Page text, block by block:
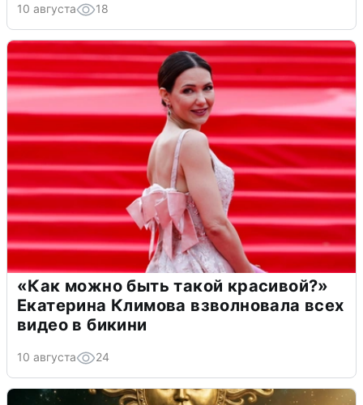
10 августа 18
«Как можно быть такой красивой?»
Екатерина Климова взволновала всех
видео в бикини
10 августа 24